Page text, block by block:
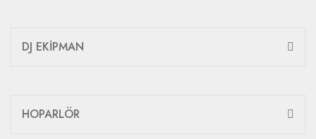
DJ EKİPMAN
HOPARLÖR